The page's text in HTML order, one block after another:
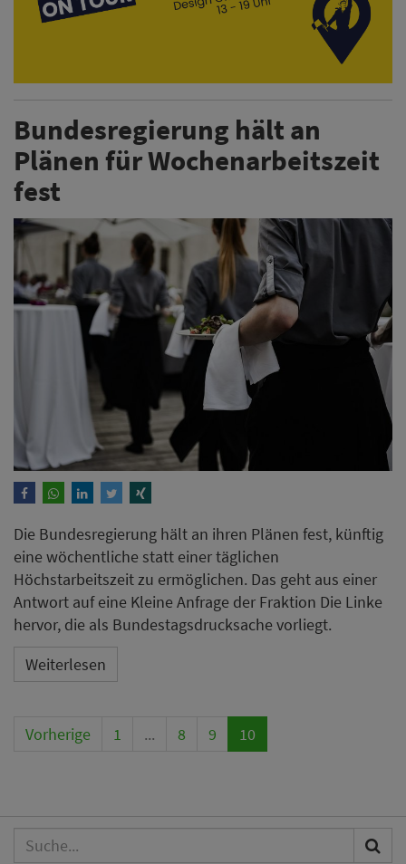
Bundesregierung hält an
Plänen für Wochenarbeitszeit
fest
Die Bundesregierung hält an ihren Plänen fest, künftig
eine wöchentliche statt einer täglichen
Höchstarbeitszeit zu ermöglichen. Das geht aus einer
Antwort auf eine Kleine Anfrage der Fraktion Die Linke
hervor, die als Bundestagsdrucksache vorliegt.
Weiterlesen
Vorherige 1 ... 8 9 10